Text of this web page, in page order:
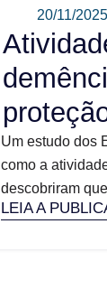
20/11/2025
Um estudo dos
como a
descobriram
LEIA A